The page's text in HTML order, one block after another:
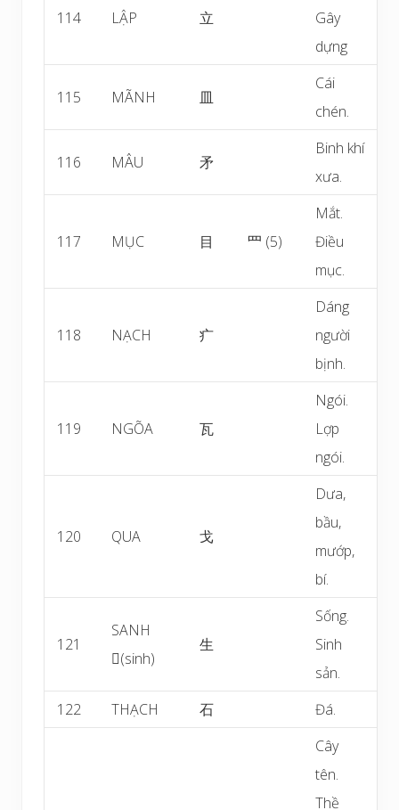
114 LẬP 立
Gây
dựng
115 MÃNH 皿
Cái
chén.
116 MÂU 矛
Binh khí
xưa.
117 MỤC 目 罒 (5)
Mắt.
Điều
mục.
118 NẠCH 疒
Dáng
người
bịnh.
119 NGÕA 瓦
Ngói.
Lợp
ngói.
120 QUA 戈
Dưa,
bầu,
mướp,
bí.
121
SANH
(sinh)
生
Sống.
Sinh
sản.
122
THẠCH 石 Đá.
Cây
tên.
Thề